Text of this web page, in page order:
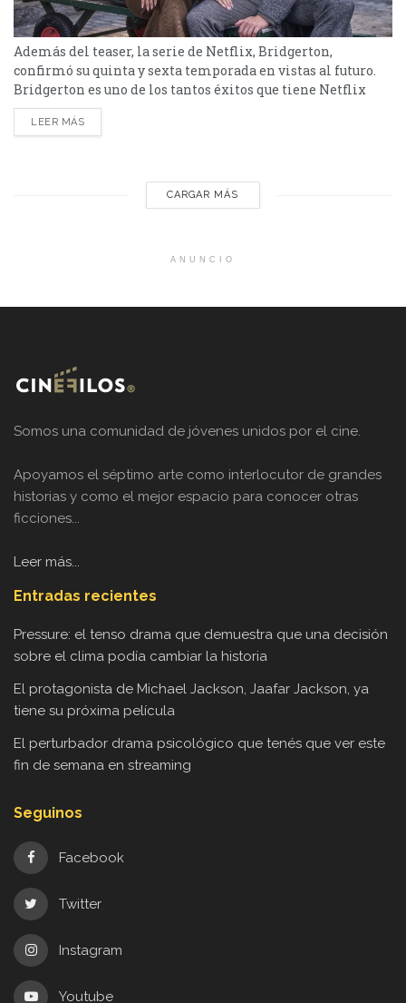
Además del teaser, la serie de Netflix, Bridgerton,
confirmó su quinta y sexta temporada en vistas al futuro.
Bridgerton es uno de los tantos éxitos que tiene Netflix
disponible en su plataforma. En el día de hoy, la N roja
presentó el avance de la cuarta entrega, y además confirmó
LEER MÁS
CARGAR MÁS
ANUNCIO
Somos una comunidad de jóvenes unidos por el cine.
Apoyamos el séptimo arte como interlocutor de grandes
historias y como el mejor espacio para conocer otras
ficciones...
Leer más...
Entradas recientes
Pressure: el tenso drama que demuestra que una decisión
sobre el clima podía cambiar la historia
El protagonista de Michael Jackson, Jaafar Jackson, ya
tiene su próxima película
El perturbador drama psicológico que tenés que ver este
fin de semana en streaming
Seguinos
Facebook
Twitter
Instagram
Youtube